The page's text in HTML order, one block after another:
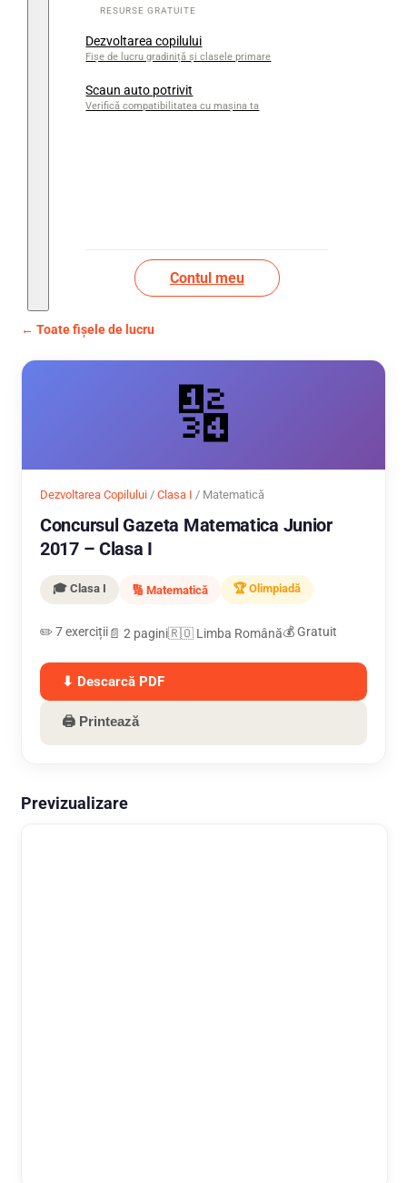
Dezvoltarea copilului
Fișe de lucru gradiniță și clasele primare
Scaun auto potrivit
Verifică compatibilitatea cu mașina ta
Contul meu
← Toate fișele de lucru
🔢
Dezvoltarea Copilului / Clasa I / Matematică
Concursul Gazeta Matematica Junior
2017 – Clasa I
🎓 Clasa I 🔢 Matematică 🏆 Olimpiadă
✏️ 7 exerciții📄 2 pagini🇷🇴 Limba Română💰 Gratuit
⬇ Descarcă PDF
🖨 Printează
Previzualizare